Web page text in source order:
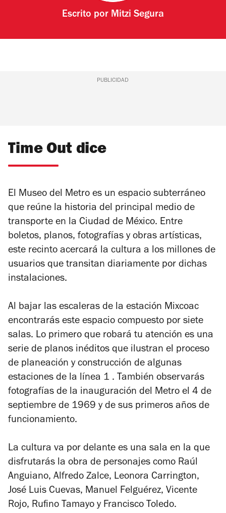
Escrito por Mitzi Segura
PUBLICIDAD
Time Out dice
El Museo del Metro es un espacio subterráneo
que reúne la historia del principal medio de
transporte en la Ciudad de México. Entre
boletos, planos, fotografías y obras artísticas,
este recinto acercará la cultura a los millones de
usuarios que transitan diariamente por dichas
instalaciones.
Al bajar las escaleras de la estación Mixcoac
encontrarás este espacio compuesto por siete
salas. Lo primero que robará tu atención es una
serie de planos inéditos que ilustran el proceso
de planeación y construcción de algunas
estaciones de la línea 1 . También observarás
fotografías de la inauguración del Metro el 4 de
septiembre de 1969 y de sus primeros años de
funcionamiento.
La cultura va por delante es una sala en la que
disfrutarás la obra de personajes como Raúl
Anguiano, Alfredo Zalce, Leonora Carrington,
José Luis Cuevas, Manuel Felguérez, Vicente
Rojo, Rufino Tamayo y Francisco Toledo.